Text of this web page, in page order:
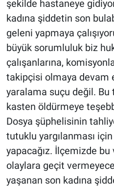
şekilde hastaneye
kadına şiddetin son
geleni yapmaya
büyük sorumluluk biz
çalışanlarına,
takipçisi olmaya devam
yaralama suçu değil.
kasten öldürmeye
Dosya şüphelisinin
tutuklu yargılanması
yapacağız. İlçemizde
olaylara geçit
yaşanan son kadına